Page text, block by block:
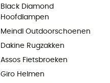
Black Diamond
Hoofdlampen
Meindl Outdoorschoenen
Dakine Rugzakken
Assos Fietsbroeken
Giro Helmen